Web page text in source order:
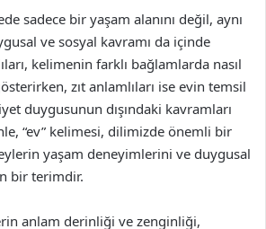
sadece bir yaşam alanını değil, aynı
ve sosyal kavramı da içinde
kelimenin farklı bağlamlarda nasıl
zıt anlamlıları ise evin temsil
duygusunun dışındaki kavramları
“ev” kelimesi, dilimizde önemli bir
yaşam deneyimlerini ve duygusal
bir terimdir.
anlam derinliği ve zenginliği,